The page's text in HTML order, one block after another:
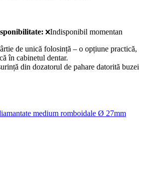
Indisponibil momentan
de unică folosință – o opțiune practică,
în cabinetul dentar.
din dozatorul de pahare datorită buzei
medium romboidale Ø 27mm